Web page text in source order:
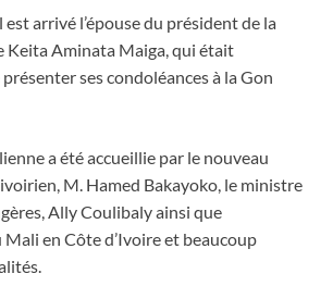
est arrivé l’épouse du président de la
Keita Aminata Maiga, qui était
ses condoléances à la Gon
a été accueillie par le nouveau
M. Hamed Bakayoko, le ministre
Ally Coulibaly ainsi que
Mali en Côte d’Ivoire et beaucoup